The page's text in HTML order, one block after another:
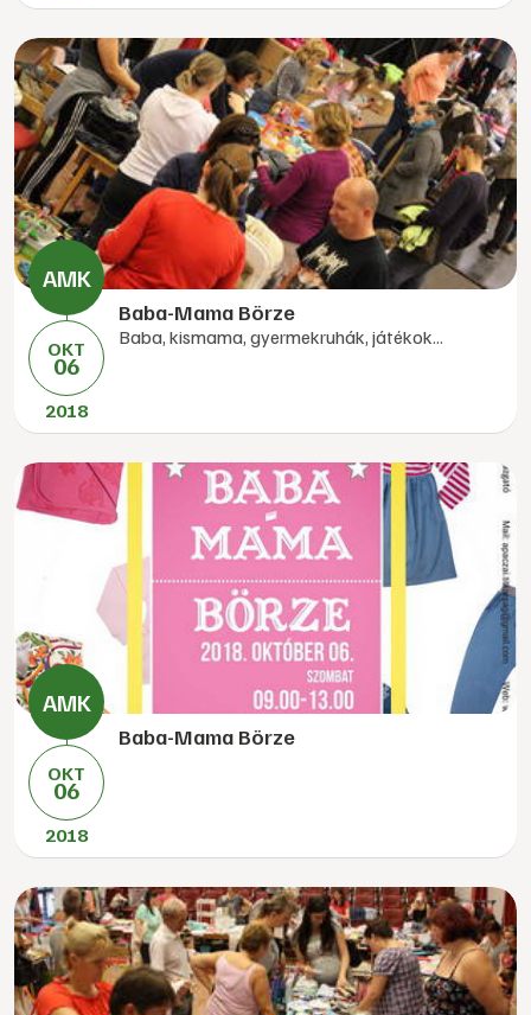
OKT
06
2018
Baba-Mama Börze
Baba, kismama, gyermekruhák, játékok...
OKT
06
2018
Baba-Mama Börze